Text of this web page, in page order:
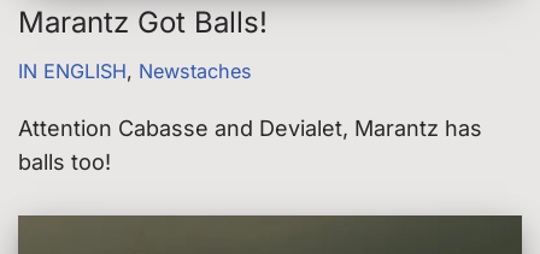
Marantz Got Balls!
IN ENGLISH, Newstaches
Attention Cabasse and Devialet, Marantz has
balls too!